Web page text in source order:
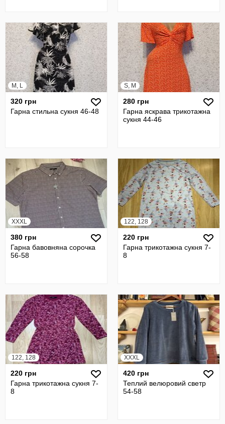
M, L
320 грн
Гарна стильна сукня 46-48
S, M
280 грн
Гарна яскрава трикотажна
сукня 44-46
XXXL
380 грн
Гарна бавовняна сорочка
56-58
122, 128
220 грн
Гарна трикотажна сукня 7-
8
122, 128
220 грн
Гарна трикотажна сукня 7-
8
XXXL
420 грн
Теплий велюровий светр
54-58